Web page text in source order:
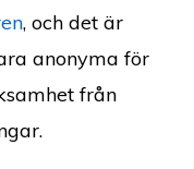
, och det är
anonyma för
från